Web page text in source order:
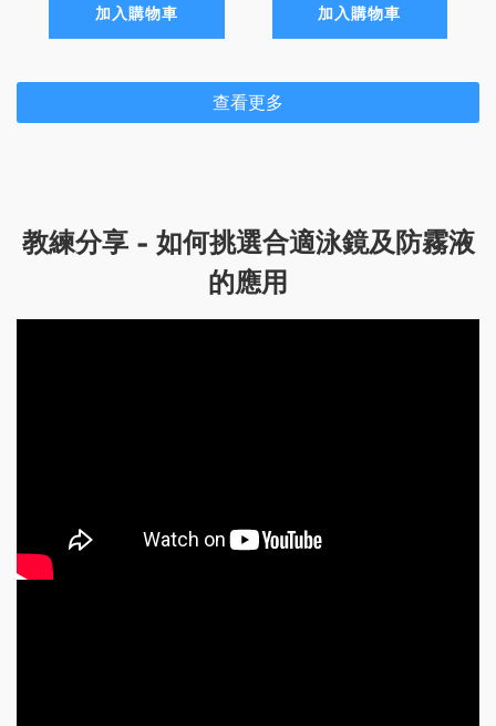
加入購物車 加入購物車
查看更多
教練分享 - 如何挑選合適泳鏡及防霧液
的應用